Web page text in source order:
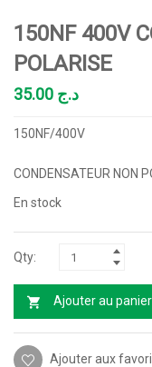
150NF 400V
POLARISE
د.ج
150NF/400V
CONDENSATEUR NON
En stock
Ajouter au panier
Ajouter aux